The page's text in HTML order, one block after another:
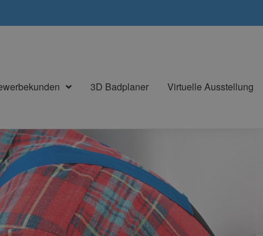
3D Badplaner Virtuelle Ausstellung